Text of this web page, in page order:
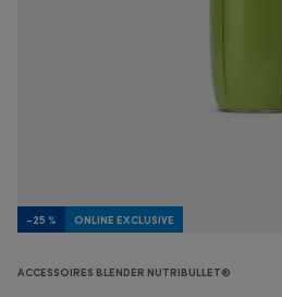
-25 % ONLINE EXCLUSIVE
ACCESSOIRES BLENDER NUTRIBULLET®